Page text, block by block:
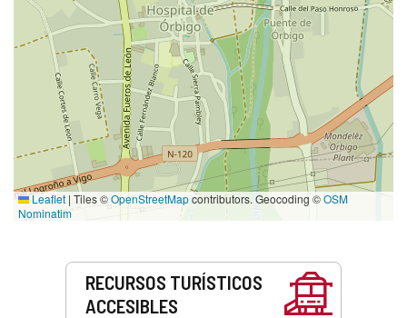
Leaflet | Tiles ©OpenStreetMapcontributors. Geocoding ©OSM
Nominatim
RECURSOS TURÍSTICOS
ACCESIBLES